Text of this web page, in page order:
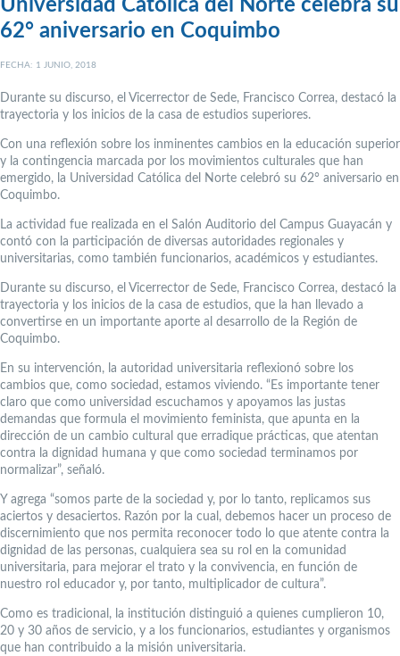
Universidad Católica del Norte celebra su
62° aniversario en Coquimbo
FECHA: 1 JUNIO, 2018
Durante su discurso, el Vicerrector de Sede, Francisco Correa, destacó la
trayectoria y los inicios de la casa de estudios superiores.
Con una reflexión sobre los inminentes cambios en la educación superior
y la contingencia marcada por los movimientos culturales que han
emergido, la Universidad Católica del Norte celebró su 62° aniversario en
Coquimbo.
La actividad fue realizada en el Salón Auditorio del Campus Guayacán y
contó con la participación de diversas autoridades regionales y
universitarias, como también funcionarios, académicos y estudiantes.
Durante su discurso, el Vicerrector de Sede, Francisco Correa, destacó la
trayectoria y los inicios de la casa de estudios, que la han llevado a
convertirse en un importante aporte al desarrollo de la Región de
Coquimbo.
En su intervención, la autoridad universitaria reflexionó sobre los
cambios que, como sociedad, estamos viviendo. “Es importante tener
claro que como universidad escuchamos y apoyamos las justas
demandas que formula el movimiento feminista, que apunta en la
dirección de un cambio cultural que erradique prácticas, que atentan
contra la dignidad humana y que como sociedad terminamos por
normalizar”, señaló.
Y agrega “somos parte de la sociedad y, por lo tanto, replicamos sus
aciertos y desaciertos. Razón por la cual, debemos hacer un proceso de
discernimiento que nos permita reconocer todo lo que atente contra la
dignidad de las personas, cualquiera sea su rol en la comunidad
universitaria, para mejorar el trato y la convivencia, en función de
nuestro rol educador y, por tanto, multiplicador de cultura”.
Como es tradicional, la institución distinguió a quienes cumplieron 10,
20 y 30 años de servicio, y a los funcionarios, estudiantes y organismos
que han contribuido a la misión universitaria.